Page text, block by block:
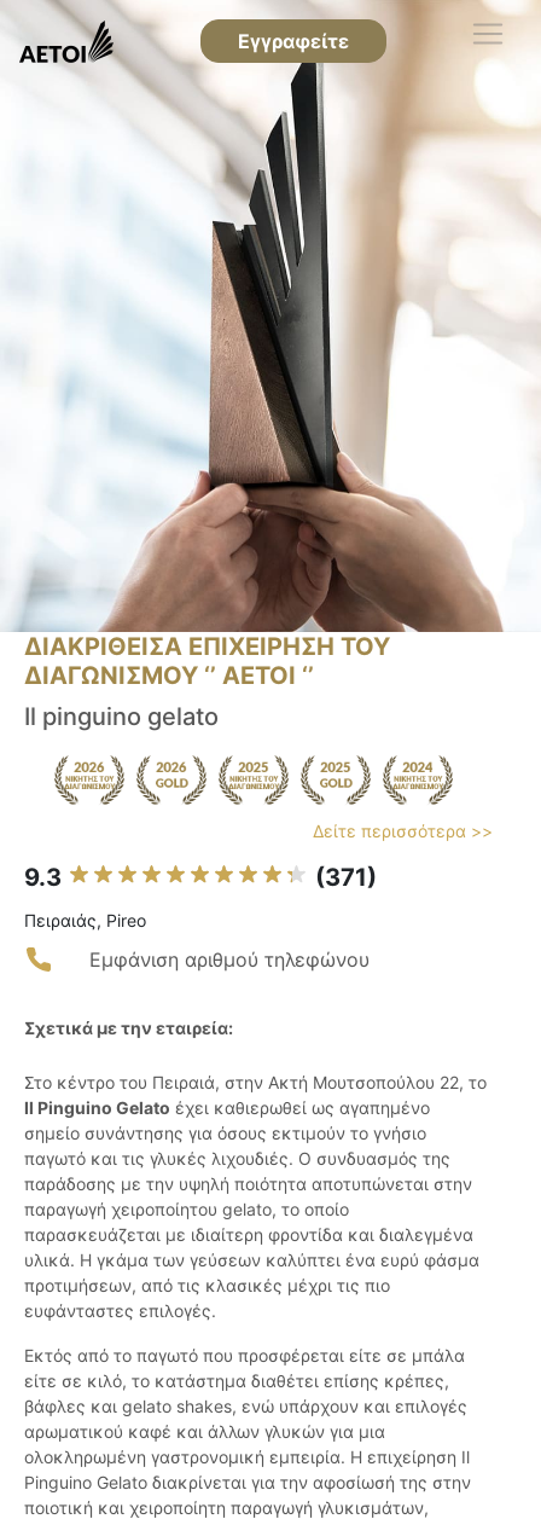
Εγγραφείτε
ΔΙΑΚΡΙΘΕΙΣΑ ΕΠΙΧΕΙΡΗΣΗ ΤΟΥ
ΔΙΑΓΩΝΙΣΜΟΥ ‘’ ΑΕΤΟΙ ‘’
Il pinguino gelato
Δείτε περισσότερα >>
9.3 (371)
Πειραιάς, Pireo
Εμφάνιση αριθμού τηλεφώνου
Σχετικά με την εταιρεία:
Στο κέντρο του Πειραιά, στην Ακτή Μουτσοπούλου 22, το
Il Pinguino Gelato έχει καθιερωθεί ως αγαπημένο
σημείο συνάντησης για όσους εκτιμούν το γνήσιο
παγωτό και τις γλυκές λιχουδιές. Ο συνδυασμός της
παράδοσης με την υψηλή ποιότητα αποτυπώνεται στην
παραγωγή χειροποίητου gelato, το οποίο
παρασκευάζεται με ιδιαίτερη φροντίδα και διαλεγμένα
υλικά. Η γκάμα των γεύσεων καλύπτει ένα ευρύ φάσμα
προτιμήσεων, από τις κλασικές μέχρι τις πιο
ευφάνταστες επιλογές.
Εκτός από το παγωτό που προσφέρεται είτε σε μπάλα
είτε σε κιλό, το κατάστημα διαθέτει επίσης κρέπες,
βάφλες και gelato shakes, ενώ υπάρχουν και επιλογές
αρωματικού καφέ και άλλων γλυκών για μια
ολοκληρωμένη γαστρονομική εμπειρία. Η επιχείρηση Il
Pinguino Gelato διακρίνεται για την αφοσίωσή της στην
ποιοτική και χειροποίητη παραγωγή γλυκισμάτων,